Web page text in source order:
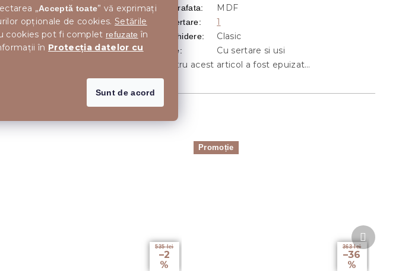
„Acceptă toate” vă exprimați
opționale de cookies. Setările
cookies pot fi complet refuzate în
în Protecția datelor cu
Sunt de acord
535 lei
–2
%
Promoție
363 lei
–36
%
următor
Material suprafata: MDF
Numar de sertare: 1
Sistem deschidere: Clasic
Tip inchidere:
Cu sertare si usi
Stocul pentru acest articol a fost epuizat…